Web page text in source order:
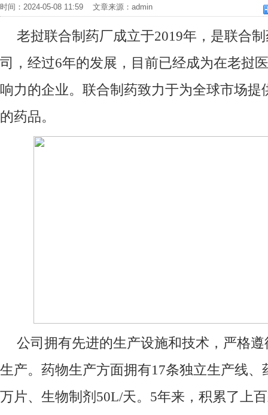
时间：2024-05-08 11:59 文章来源：admin
老挝联合制药厂成立于2019年，是联合
司，经过6年的发展，目前已经成为在老挝
响力的企业。联合制药致力于为全球市场提
的药品。
公司拥有先进的生产设施和技术，严格
生产。药物生产方面拥有17条独立生产线、
万片、生物制剂50L/天。5年来，积累了上